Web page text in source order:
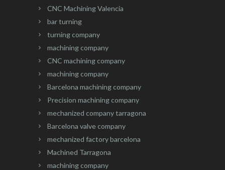
CNC Machining Valencia
bar turning
turning company
machining company
CNC machining company
machining company
Barcelona machining company
Precision machining company
mechanized company tarragona
Barcelona valve company
mechanized factory barcelona
Machined Tarragona
machining company